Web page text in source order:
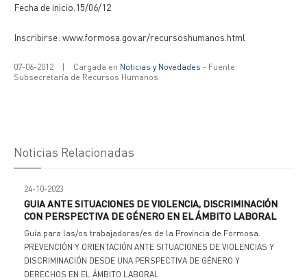
Fecha de inicio.15/06/12
Inscribirse: www.formosa.gov.ar/recursoshumanos.html
07-06-2012 | Cargada en Noticias y Novedades - Fuente:
Subsecretaría de Recursos Humanos
Noticias Relacionadas
24-10-2023
GUIA ANTE SITUACIONES DE VIOLENCIA, DISCRIMINACIÓN
CON PERSPECTIVA DE GÉNERO EN EL ÁMBITO LABORAL
Guía para las/os trabajadoras/es de la Provincia de Formosa.
PREVENCIÓN Y ORIENTACIÓN ANTE SITUACIONES DE VIOLENCIAS Y
DISCRIMINACIÓN DESDE UNA PERSPECTIVA DE GÉNERO Y
DERECHOS EN EL ÁMBITO LABORAL.